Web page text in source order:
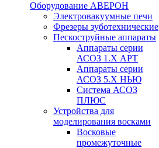
Оборудование АВЕРОН
Электровакуумные печи
Фрезеры зуботехнические
Пескоструйные аппараты
Аппараты серии
АСОЗ 1.Х АРТ
Аппараты серии
АСОЗ 5.Х НЬЮ
Система АСОЗ
ПЛЮС
Устройства для
моделирования восками
Восковые
промежуточные